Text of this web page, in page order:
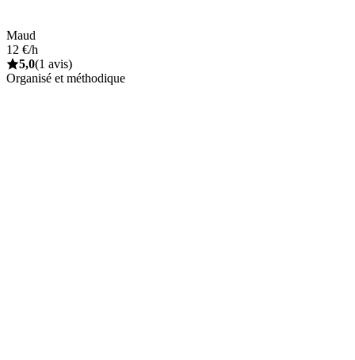
Maud
12 €/h
5,0(1 avis)
Organisé et méthodique